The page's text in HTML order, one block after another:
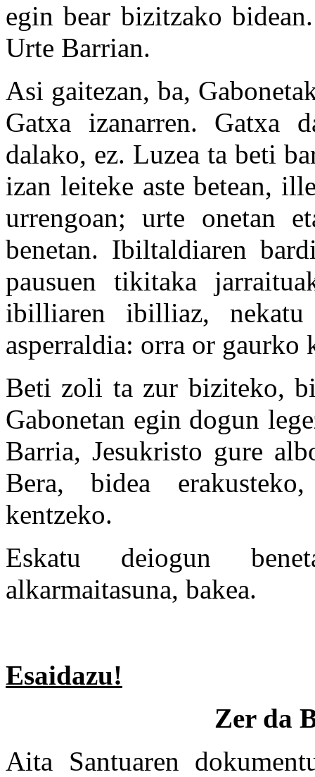
egin bear bizitzako
Urte Barrian.
Asi gaitezan, ba,
Gatxa izanarren. Gatxa
dalako, ez. Luzea ta beti
izan leiteke aste betean,
urrengoan; urte onetan
benetan. Ibiltaldiaren
pausuen tikitaka
ibilliaren ibilliaz, nekatu
asperraldia: orra or gaurko
Beti zoli ta zur biziteko,
Gabonetan egin dogun
Barria, Jesukristo gure
Bera, bidea
kentzeko.
Eskatu deiogun
alkarmaitasuna, bakea.
Esaidazu!
Zer da
Aita Santuaren